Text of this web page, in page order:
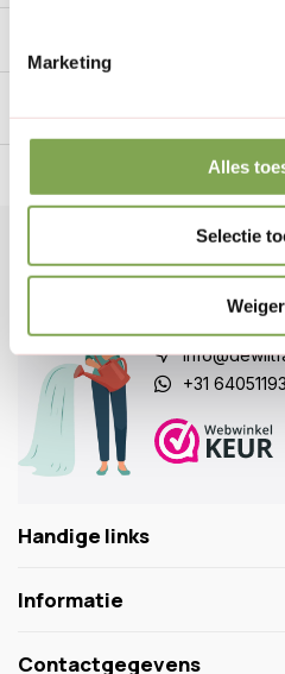
Marketing
Alles
Selectie
dagen bedenktijd
+31
Handige links
Informatie
Contactgegevens